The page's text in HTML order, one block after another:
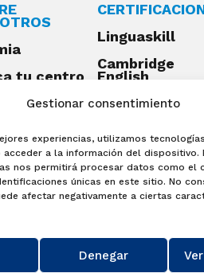
Gestionar consentimiento
experiencias, utilizamos
acceder a la información del dispositivo.
nos permitirá procesar datos como el
únicas en este sitio. No
afectar negativamente a ciertas
Denegar
tu centro
centros
Linguaskill
Cambridge
English